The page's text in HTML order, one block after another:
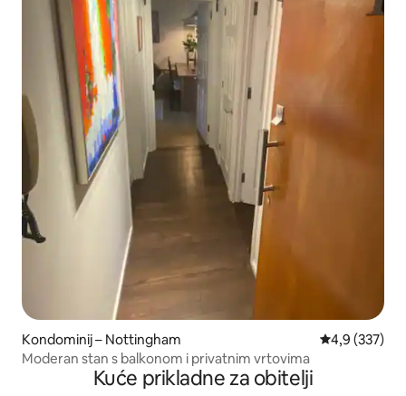
Kondominij – Nottingham Prosječna
4,9 (337)
Moderan stan s balkonom i privatnim vrtovima
Kuće prikladne za obitelji